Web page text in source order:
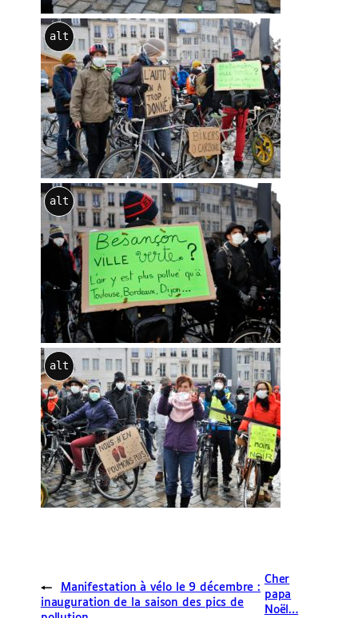
alt
alt
alt
←
Manifestation à vélo le 9 décembre :
inauguration de la saison des pics de
Cher
papa
Noël…